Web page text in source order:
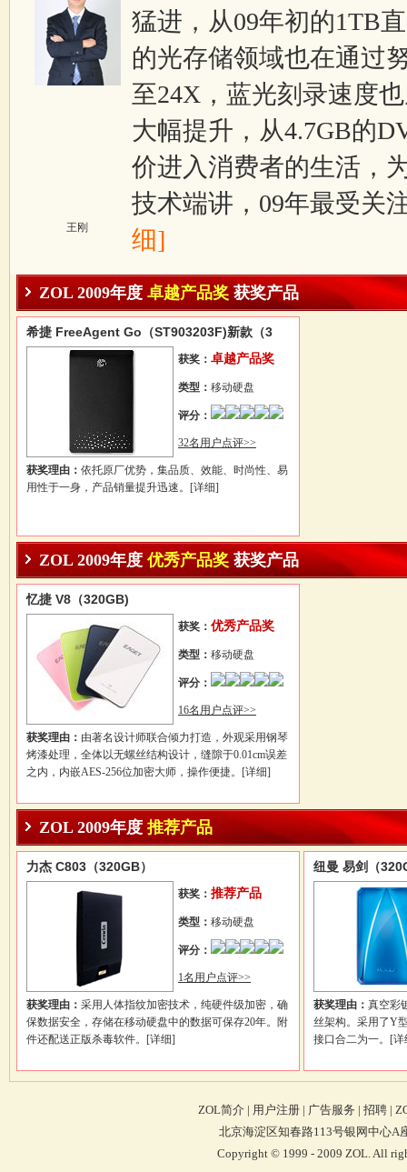
猛进，从09年初的1TB
的光存储领域也在通过
至24X，蓝光刻录速度
大幅提升，从4.7GB的
价进入消费者的生活，
技术端讲，09年最受关
细]
王刚
ZOL 2009年度 卓越产品奖 获奖产品
希捷 FreeAgent Go（ST903203F)新款（3
获奖： 卓越产品奖
类型： 移动硬盘
评分：
32名用户点评>>
获奖理由： 依托原厂优势，集品质、效能、时尚性、易
用性于一身，产品销量提升迅速。 [详细]
ZOL 2009年度 优秀产品奖 获奖产品
忆捷 V8（320GB)
获奖： 优秀产品奖
类型： 移动硬盘
评分：
16名用户点评>>
获奖理由： 由著名设计师联合倾力打造，外观采用钢琴
烤漆处理，全体以无螺丝结构设计，缝隙于0.01cm误差
之内，内嵌AES-256位加密大师，操作便捷。 [详细]
ZOL 2009年度 推荐产品
力杰 C803（320GB）
获奖： 推荐产品
类型： 移动硬盘
评分：
1名用户点评>>
获奖理由： 采用人体指纹加密技术，纯硬件级加密，确
保数据安全，存储在移动硬盘中的数据可保存20年。附
件还配送正版杀毒软件。 [详细]
纽曼 易剑（
获奖理由： 真空彩
丝架构。采用了Y
接口合二为一。 [详
ZOL简介 | 用户注册 | 广告服务 | 招聘 |
北京海淀区知春路113号银网中心A
Copyright © 1999 - 2009 ZOL. All